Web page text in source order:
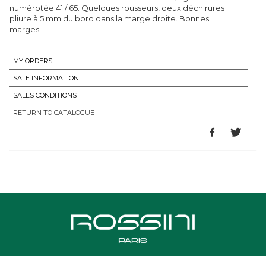
numérotée 41 / 65. Quelques rousseurs, deux déchirures
pliure à 5 mm du bord dans la marge droite. Bonnes
marges.
MY ORDERS
SALE INFORMATION
SALES CONDITIONS
RETURN TO CATALOGUE